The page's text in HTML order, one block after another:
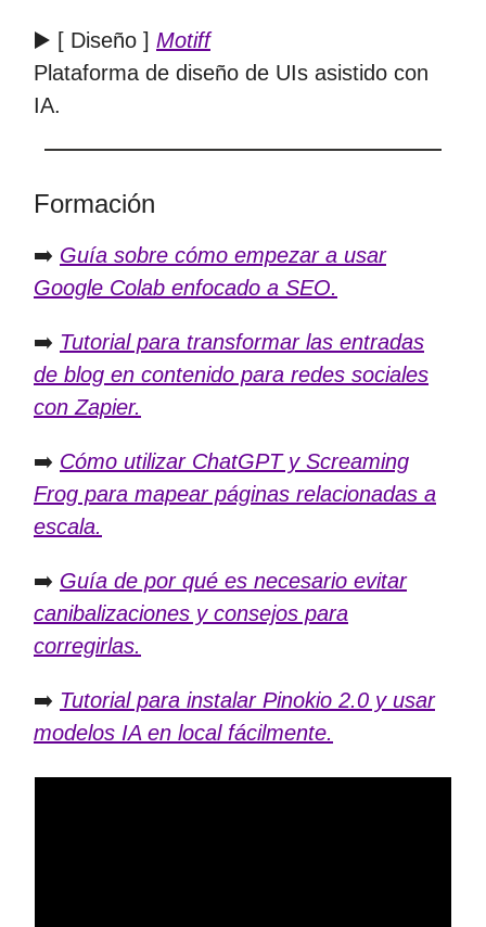
▶️ [ Diseño ] Motiff
Plataforma de diseño de UIs asistido con
IA.
Formación
➡️ Guía sobre cómo empezar a usar
Google Colab enfocado a SEO.
➡️ Tutorial para transformar las entradas
de blog en contenido para redes sociales
con Zapier.
➡️ Cómo utilizar ChatGPT y Screaming
Frog para mapear páginas relacionadas a
escala.
➡️ Guía de por qué es necesario evitar
canibalizaciones y consejos para
corregirlas.
➡️ Tutorial para instalar Pinokio 2.0 y usar
modelos IA en local fácilmente.